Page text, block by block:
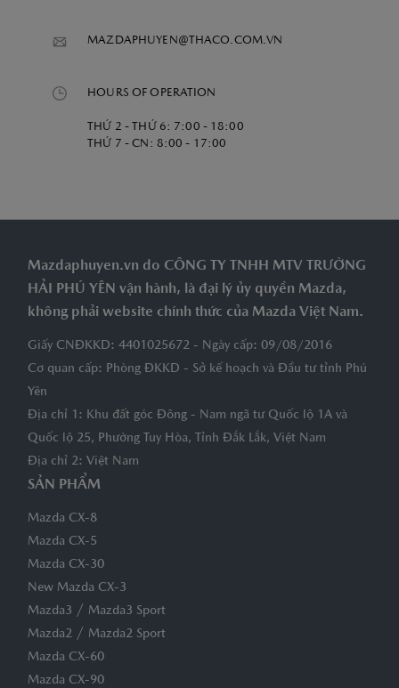
MAZDAPHUYEN@THACO.COM.VN
HOURS OF OPERATION
THỨ 2 - THỨ 6: 7:00 - 18:00
THỨ 7 - CN: 8:00 - 17:00
Mazdaphuyen.vn do CÔNG TY TNHH MTV TRƯỜNG
HẢI PHÚ YÊN vận hành, là đại lý ủy quyền Mazda,
không phải website chính thức của Mazda Việt Nam.
Giấy CNĐKKD: 4401025672 - Ngày cấp: 09/08/2016
Cơ quan cấp: Phòng ĐKKD - Sở kế hoạch và Đầu tư tỉnh Phú
Yên
Địa chỉ 1: Khu đất góc Đông - Nam ngã tư Quốc lộ 1A và
Quốc lộ 25, Phường Tuy Hòa, Tỉnh Đắk Lắk, Việt Nam
Địa chỉ 2: Việt Nam
SẢN PHẨM
Mazda CX-8
Mazda CX-5
Mazda CX-30
New Mazda CX-3
Mazda3 / Mazda3 Sport
Mazda2 / Mazda2 Sport
Mazda CX-60
Mazda CX-90